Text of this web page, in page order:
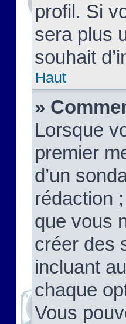
profil. Si
sera plus
souhait
Haut
»
Lorsque
premier
d’un
rédaction
que vous
créer des
incluant
chaque
Vous